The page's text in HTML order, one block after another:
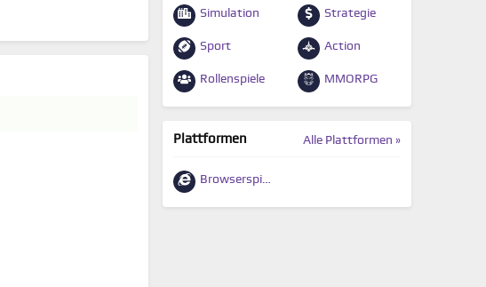
Simulation Strategie
Sport Action
Rollenspiele MMORPG
Alle Plattformen »
Plattformen
Browserspiele